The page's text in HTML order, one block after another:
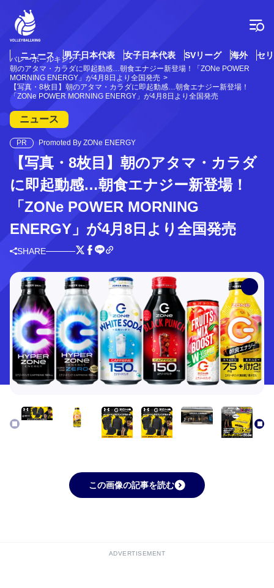
テ
ツ
プ
ニュース 男子日本代表 女子日本代表 SVリーグ 海外 セ
バレーボールキング
朝のアタマ・カラダに即起動感…朝食エナジー新登場！「ZONe POWER
MORNING ENERGY」が4月8日より全国発売
【写真・8枚目】朝のアタマ・カラダに即起動感…朝食エナジー新登場！
「ZONe POWER MORNING ENERGY」が4月8日より全国発売
ニュース
PR Promoted By ZONe ENERGY
【写真・8枚目】朝のアタマ・カラダ
に即起動感…朝食エナジー新登場！
「ZONe POWER MORNING
ENERGY」が4月8日より全国発売
SHARE
この画像の記事を読む
ADVERTISEMENT